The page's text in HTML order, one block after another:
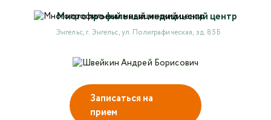
Записаться на
прием
Многопрофильный медицинский центр
Энгельс, г. Энгельс, ул. Полиграфическая, зд. 85Б
Ваша оценка